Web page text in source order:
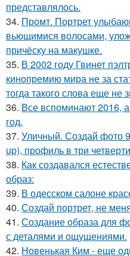
представлялось.
34. Промт. Портрет
вьющимися волосами,
причёску на макушке.
35. В 2002 году Гвинет
кинопремию мира не за
тогда такого слова еще не
36. Все вспоминают 2016,
год.
37. Уличный. Создай фото
up), профиль в три
38. Как создавался
образ:
39. В одесском салоне
40. Создай портрет, не
41. Создание образа для
с деталями и ощущениями.
42. Новенькая Ким - еще